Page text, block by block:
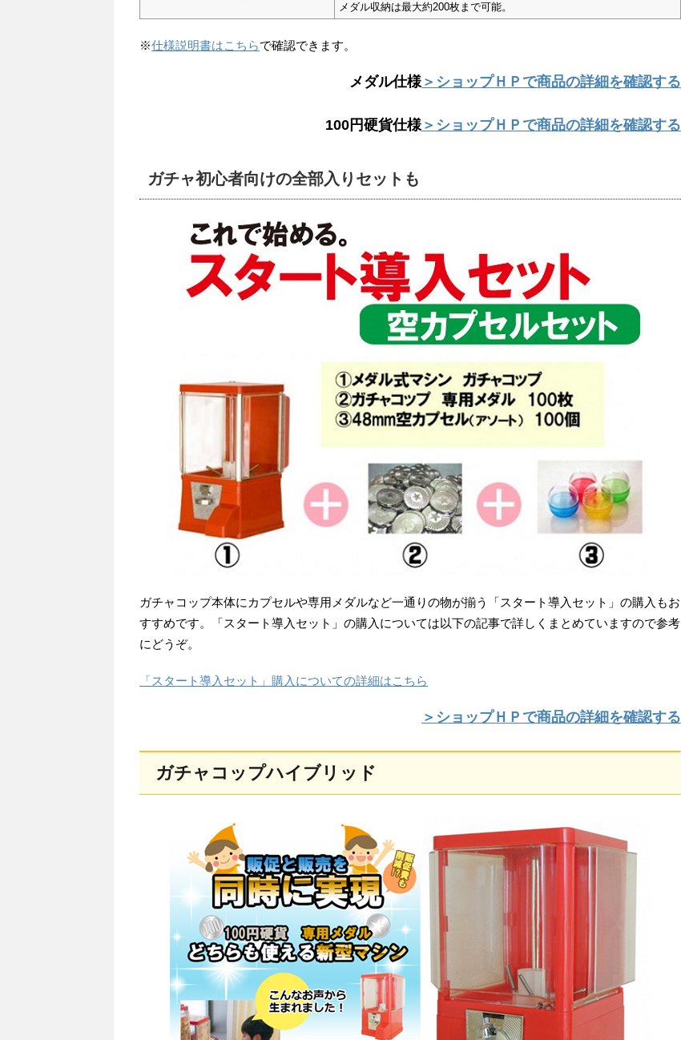
メダル収納は最大約200枚まで可能。
※仕様説明書はこちらで確認できます。
メダル仕様＞ショップＨＰで商品の詳細を確認する
100円硬貨仕様＞ショップＨＰで商品の詳細を確認する
ガチャ初心者向けの全部入りセットも
ガチャコップ本体にカプセルや専用メダルなど一通りの物が揃う「スタート導入セット」の購入もお
すすめです。「スタート導入セット」の購入については以下の記事で詳しくまとめていますので参考
にどうぞ。
「スタート導入セット」購入についての詳細はこちら
＞ショップＨＰで商品の詳細を確認する
ガチャコップハイブリッド